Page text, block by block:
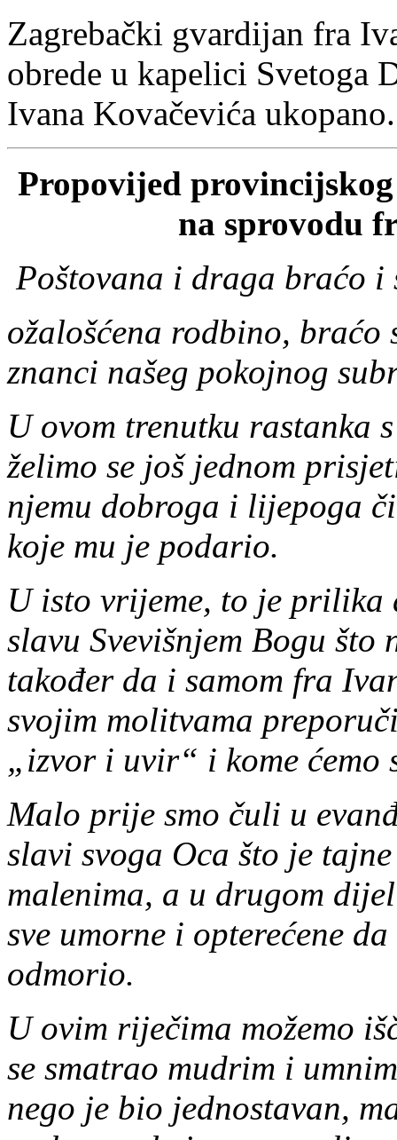
Zagrebački gvardijan fra
obrede u kapelici Svetoga
Ivana Kovačevića ukopano.
Propovijed
na sprovodu
Poštovana i draga braćo i
ožalošćena rodbino,
znanci našeg pokojnog
U ovom trenutku rastanka
želimo se još jednom
njemu dobroga i lijepoga
koje mu je podario.
U isto vrijeme, to je prilika
slavu Svevišnjem Bogu
također da i samom fra
svojim molitvama
„izvor i uvir“ i kome ćemo
Malo prije smo čuli u
slavi svoga Oca što je
malenima, a u drugom
sve umorne i opterećene
odmorio.
U ovim riječima možemo
se smatrao mudrim i
nego je bio jednostavan,